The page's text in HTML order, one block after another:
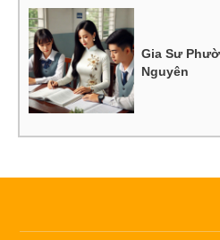
Gia Sư
Nguyên